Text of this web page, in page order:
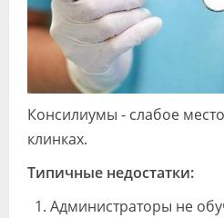
Лаборатории
Консилиумы - слабое
клинках.
Типичные недостатки:
Администраторы не